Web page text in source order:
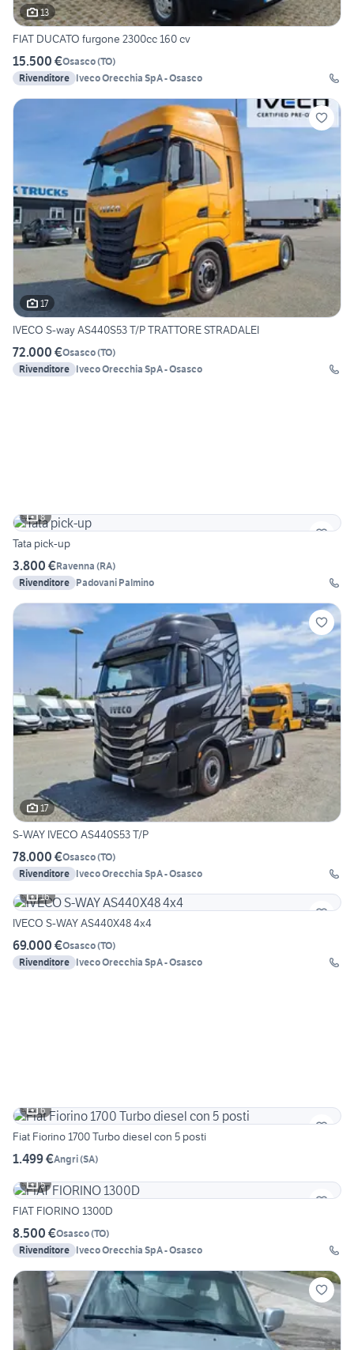
13
FIAT DUCATO furgone 2300cc 160 cv
15.500 €Osasco(TO)
Rivenditore Iveco Orecchia SpA - Osasco
17
IVECO S-way AS440S53 T/P TRATTORE STRADALEI
72.000 €Osasco(TO)
Rivenditore Iveco Orecchia SpA - Osasco
8
Tata pick-up
3.800 €Ravenna (RA)
Rivenditore Padovani Palmino
17
S-WAY IVECO AS440S53 T/P
78.000 €Osasco(TO)
Rivenditore Iveco Orecchia SpA - Osasco
16
IVECO S-WAY AS440X48 4x4
69.000 €Osasco(TO)
Rivenditore Iveco Orecchia SpA - Osasco
6
Fiat Fiorino 1700 Turbo diesel con 5 posti
1.499 €Angri(SA)
5
FIAT FIORINO 1300D
8.500 €Osasco(TO)
Rivenditore Iveco Orecchia SpA - Osasco